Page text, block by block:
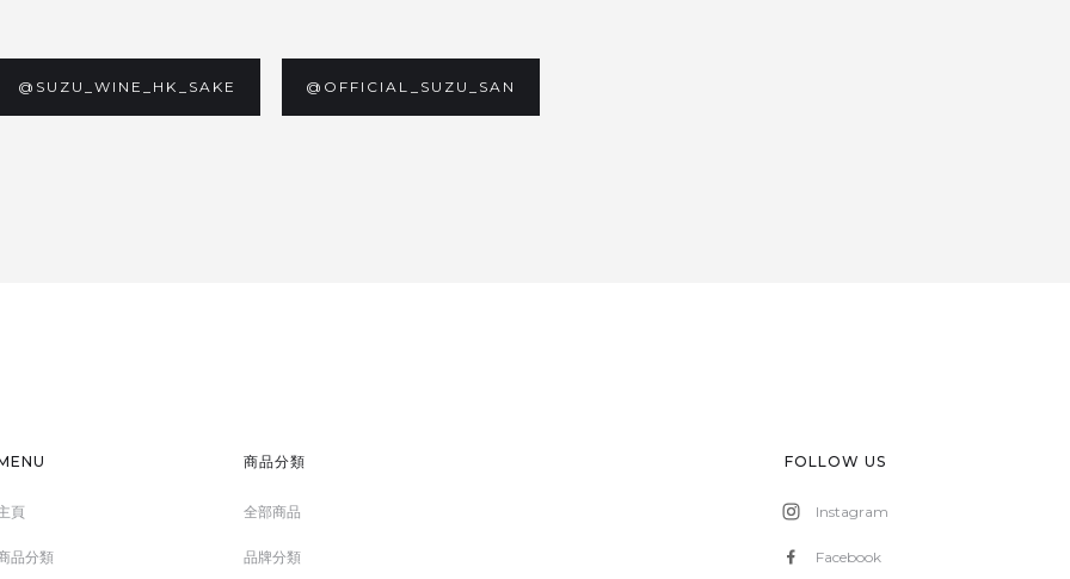
@SUZU_WINE_HK_SAKE @OFFICIAL_SUZU_SAN
頁
品分類
商品分類
全部商品
品牌分類
FOLLOW US
Instagram
Facebook